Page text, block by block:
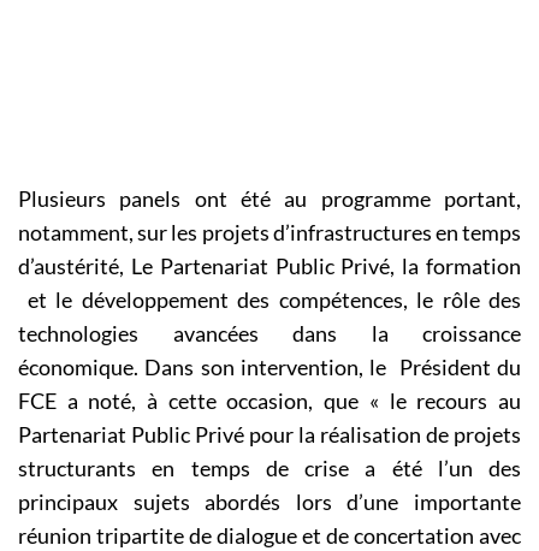
Plusieurs panels ont été au programme portant,
notamment, sur les projets d’infrastructures en temps
d’austérité, Le Partenariat Public Privé, la formation
et le développement des compétences, le rôle des
technologies avancées dans la croissance
économique. Dans son intervention, le Président du
FCE a noté, à cette occasion, que « le recours au
Partenariat Public Privé pour la réalisation de projets
structurants en temps de crise a été l’un des
principaux sujets abordés lors d’une importante
réunion tripartite de dialogue et de concertation avec